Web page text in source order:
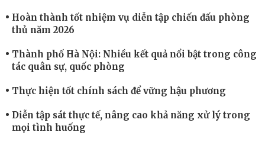
Hoàn thành tốt nhiệm vụ diễn tập chiến đấu phòng
thủ năm 2026
Thành phố Hà Nội: Nhiều kết quả nổi bật trong công
tác quân sự, quốc phòng
Thực hiện tốt chính sách để vững hậu phương
Diễn tập sát thực tế, nâng cao khả năng xử lý trong
mọi tình huống